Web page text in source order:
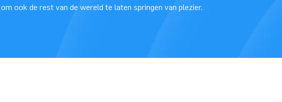
ook de rest van de wereld te laten springen van plezier.